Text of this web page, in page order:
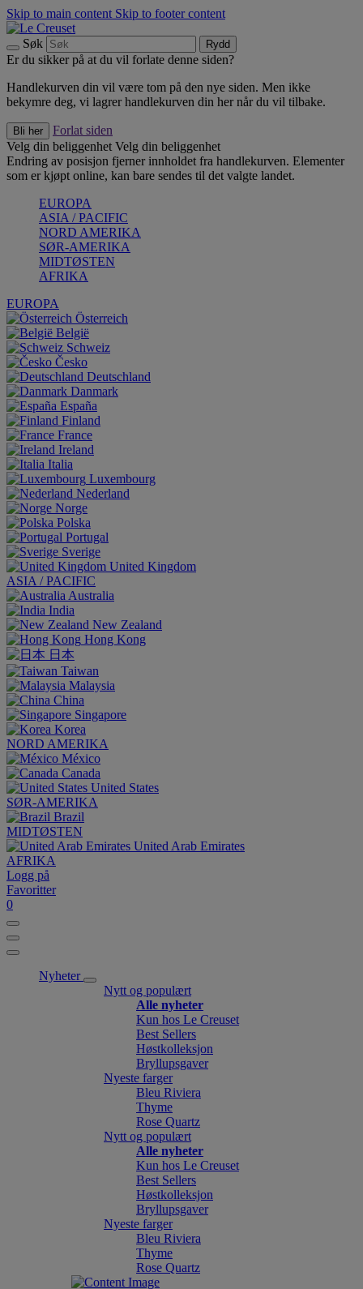
Skip to main content Skip to footer content
Søk Rydd
Er du sikker på at du vil forlate denne siden?
Handlekurven din vil være tom på den nye siden. Men ikke
bekymre deg, vi lagrer handlekurven din her når du vil tilbake.
Bli her
Forlat siden
Velg din beliggenhet Velg din beliggenhet
Endring av posisjon fjerner innholdet fra handlekurven. Elementer
som er kjøpt online, kan bare sendes til det valgte landet.
EUROPA
ASIA / PACIFIC
NORD AMERIKA
SØR-AMERIKA
MIDTØSTEN
AFRIKA
EUROPA
Österreich
België
Schweiz
Česko
Deutschland
Danmark
España
Finland
France
Ireland
Italia
Luxembourg
Nederland
Norge
Polska
Portugal
Sverige
United Kingdom
ASIA / PACIFIC
Australia
India
New Zealand
Hong Kong
日本
Taiwan
Malaysia
China
Singapore
Korea
NORD AMERIKA
México
Canada
United States
SØR-AMERIKA
Brazil
MIDTØSTEN
United Arab Emirates
AFRIKA
Logg på
Favoritter
0
Nyheter
Nytt og populært
Alle nyheter
Kun hos Le Creuset
Best Sellers
Høstkolleksjon
Bryllupsgaver
Nyeste farger
Bleu Riviera
Thyme
Rose Quartz
Nytt og populært
Alle nyheter
Kun hos Le Creuset
Best Sellers
Høstkolleksjon
Bryllupsgaver
Nyeste farger
Bleu Riviera
Thyme
Rose Quartz